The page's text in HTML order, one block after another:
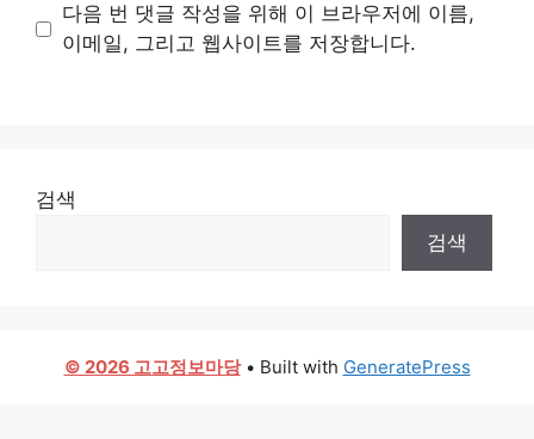
다음 번 댓글 작성을 위해 이 브라우저에 이름,
이메일, 그리고 웹사이트를 저장합니다.
검색
검색
© 2026 고고정보마당• Built with GeneratePress